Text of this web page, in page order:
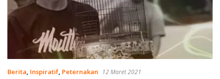
Berita, Inspiratif, Peternakan 12 Maret 2021